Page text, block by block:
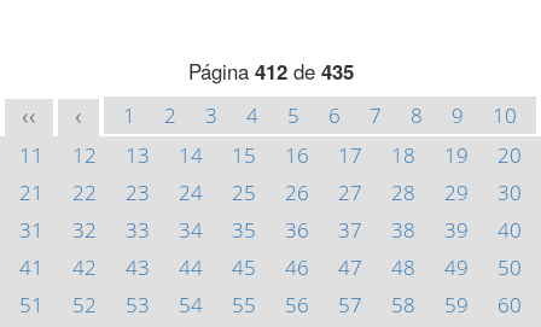
Página 412de 435
<< < 1 2 3 4 5 6 7 8 9
10
11
12 13 14 15 16 17 18 19
20
21
22 23 24 25 26 27 28 29
30
31
32 33 34 35 36 37 38 39
40
41
42 43 44 45 46 47 48 49
50
51
52 53 54 55 56 57 58 59
60